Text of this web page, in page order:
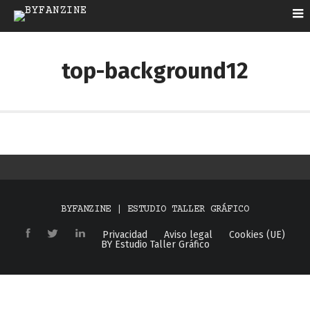
top-background12
BYFANZINE | ESTUDIO TALLER GRÁFICO
Privacidad Aviso legal
Cookies (UE)
BY Estudio Taller Gráfico